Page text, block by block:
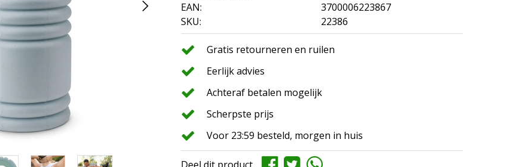
EAN:
3700006223867
SKU:
22386
Gratis retourneren en ruilen
Eerlijk advies
Achteraf betalen mogelijk
Scherpste prijs
Voor 23:59 besteld, morgen in huis